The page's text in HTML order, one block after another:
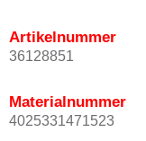
Artikelnummer
36128851
Materialnummer
4025331471523